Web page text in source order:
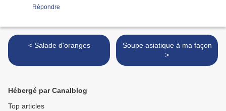
Répondre
< Salade d'oranges
Soupe asiatique à ma façon
>
Hébergé par Canalblog
Top articles